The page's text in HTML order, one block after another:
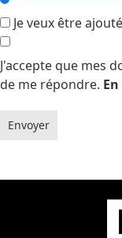
Je veux être
J'accepte que mes
de me répondre.
Envoyer